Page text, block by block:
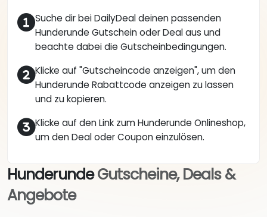
Suche dir bei DailyDeal deinen passenden
Hunderunde Gutschein oder Deal aus und
beachte dabei die Gutscheinbedingungen.
Klicke auf "Gutscheincode anzeigen", um den
Hunderunde Rabattcode anzeigen zu lassen
und zu kopieren.
Klicke auf den Link zum Hunderunde Onlineshop,
um den Deal oder Coupon einzulösen.
HunderundeGutscheine, Deals &
Angebote